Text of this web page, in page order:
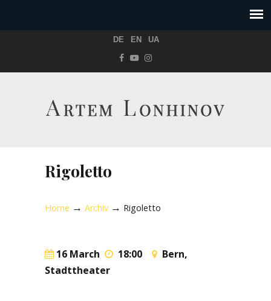
DE EN UA
Rigoletto
Home → Archiv → Rigoletto
16 March 18:00
Bern,
Stadttheater